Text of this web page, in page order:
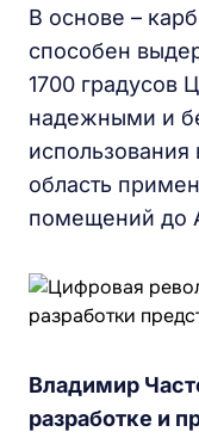
В основе –
способен
1700 градусов
надежными и
использования
область
помещений до
Владимир
разработке и